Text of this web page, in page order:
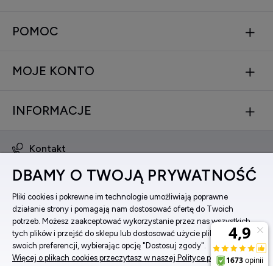
POMOC
MOJE KONTO
INFORMACJE
Kontakt
ul. Bema 5, 33-100 Tarnów, woj. małopolskie
Facebook
Instagram
DBAMY O TWOJĄ PRYWATNOŚĆ
Pliki cookies i pokrewne im technologie umożliwiają poprawne
działanie strony i pomagają nam dostosować ofertę do Twoich
potrzeb. Możesz zaakceptować wykorzystanie przez nas wszystkich
tych plików i przejść do sklepu lub dostosować użycie plików do
swoich preferencji, wybierając opcję "Dostosuj zgody".
Więcej o plikach cookies przeczytasz w naszej Polityce prywatności.